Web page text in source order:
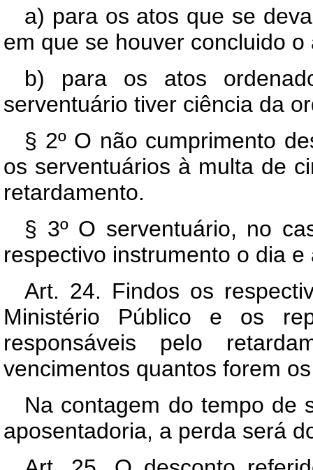
a) para os atos que se
em que se houver concluido
b) para os atos
serventuário tiver ciência da
§ 2º O não cumprimento
os serventuários à multa de
retardamento.
§ 3º O serventuário, no
respectivo instrumento o dia
Art. 24. Findos os
Ministério Público e os
responsáveis pelo
vencimentos quantos forem
Na contagem do tempo de
aposentadoria, a perda será